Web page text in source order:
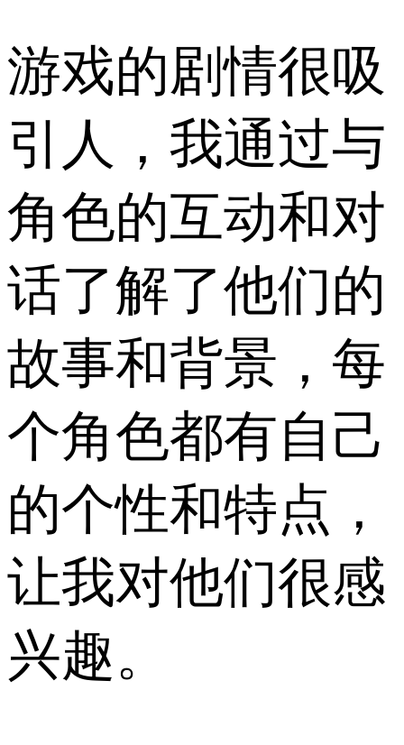
游戏的剧情很吸
引人，我通过与
角色的互动和对
话了解了他们的
故事和背景，每
个角色都有自己
的个性和特点，
让我对他们很感
兴趣。